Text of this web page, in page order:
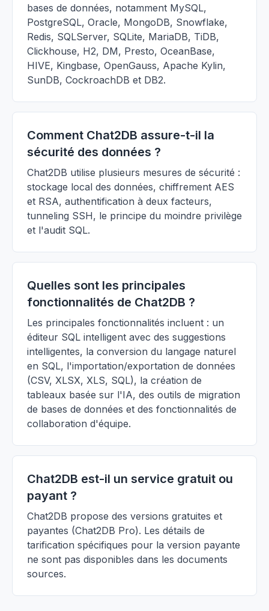
bases de données, notamment MySQL,
PostgreSQL, Oracle, MongoDB, Snowflake,
Redis, SQLServer, SQLite, MariaDB, TiDB,
Clickhouse, H2, DM, Presto, OceanBase,
HIVE, Kingbase, OpenGauss, Apache Kylin,
SunDB, CockroachDB et DB2.
Comment Chat2DB assure-t-il la
sécurité des données ?
Chat2DB utilise plusieurs mesures de sécurité :
stockage local des données, chiffrement AES
et RSA, authentification à deux facteurs,
tunneling SSH, le principe du moindre privilège
et l'audit SQL.
Quelles sont les principales
fonctionnalités de Chat2DB ?
Les principales fonctionnalités incluent : un
éditeur SQL intelligent avec des suggestions
intelligentes, la conversion du langage naturel
en SQL, l'importation/exportation de données
(CSV, XLSX, XLS, SQL), la création de
tableaux basée sur l'IA, des outils de migration
de bases de données et des fonctionnalités de
collaboration d'équipe.
Chat2DB est-il un service gratuit ou
payant ?
Chat2DB propose des versions gratuites et
payantes (Chat2DB Pro). Les détails de
tarification spécifiques pour la version payante
ne sont pas disponibles dans les documents
sources.